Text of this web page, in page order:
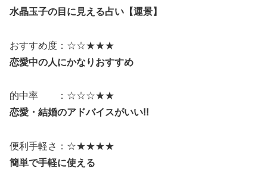
水晶玉子の目に見える占い【運景】
おすすめ度：☆☆★★★
恋愛中の人にかなりおすすめ
的中率 ：☆☆☆★★
恋愛・結婚のアドバイスがいい!!
便利手軽さ：☆★★★★
簡単で手軽に使える